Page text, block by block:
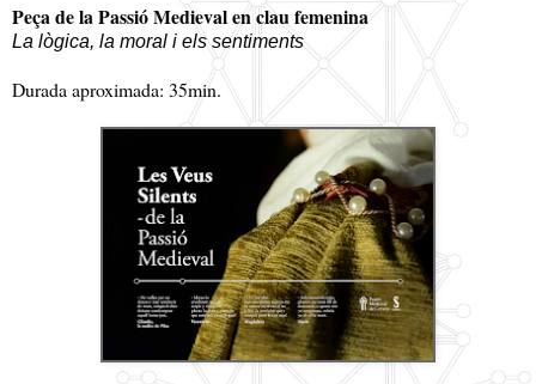
Peça de la Passió Medieval en clau femenina
La lògica, la moral i els sentiments
Durada aproximada: 35min.